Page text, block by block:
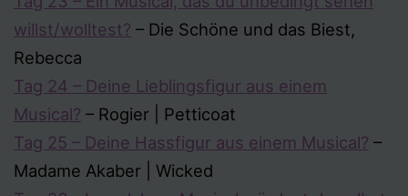
willst/wolltest? – Die Schöne und das Biest,
Rebecca
Tag 24 – Deine Lieblingsfigur aus einem
Musical? – Rogier | Petticoat
Tag 25 – Deine Hassfigur aus einem Musical? –
Madame Akaber | Wicked